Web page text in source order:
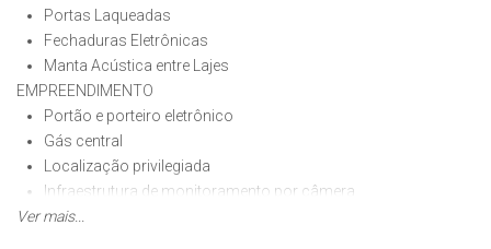
Portas Laqueadas
Fechaduras Eletrônicas
Manta Acústica entre Lajes
EMPREENDIMENTO
Portão e porteiro eletrônico
Gás central
Localização privilegiada
Infraestrutura de monitoramento por câmera
Aberturas em alumínio com isolamento térmico e acústico
Ver mais...